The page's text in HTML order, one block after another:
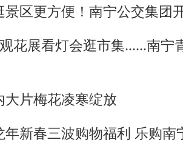
景区更方便！南宁公交集团
花展看灯会逛市集……南宁
片梅花凌寒绽放
年新春三波购物福利 乐购南